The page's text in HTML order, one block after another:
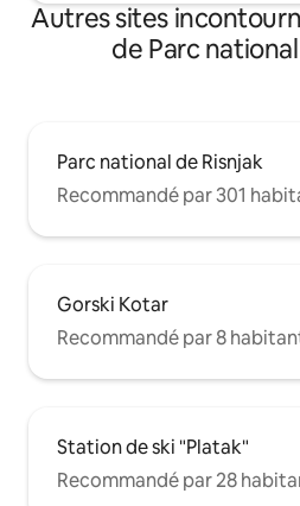
Autres sites
de Parc
Parc national de Risnjak
Recommandé par 301
Gorski Kotar
Recommandé par 8
Station de ski "Platak"
Recommandé par 28